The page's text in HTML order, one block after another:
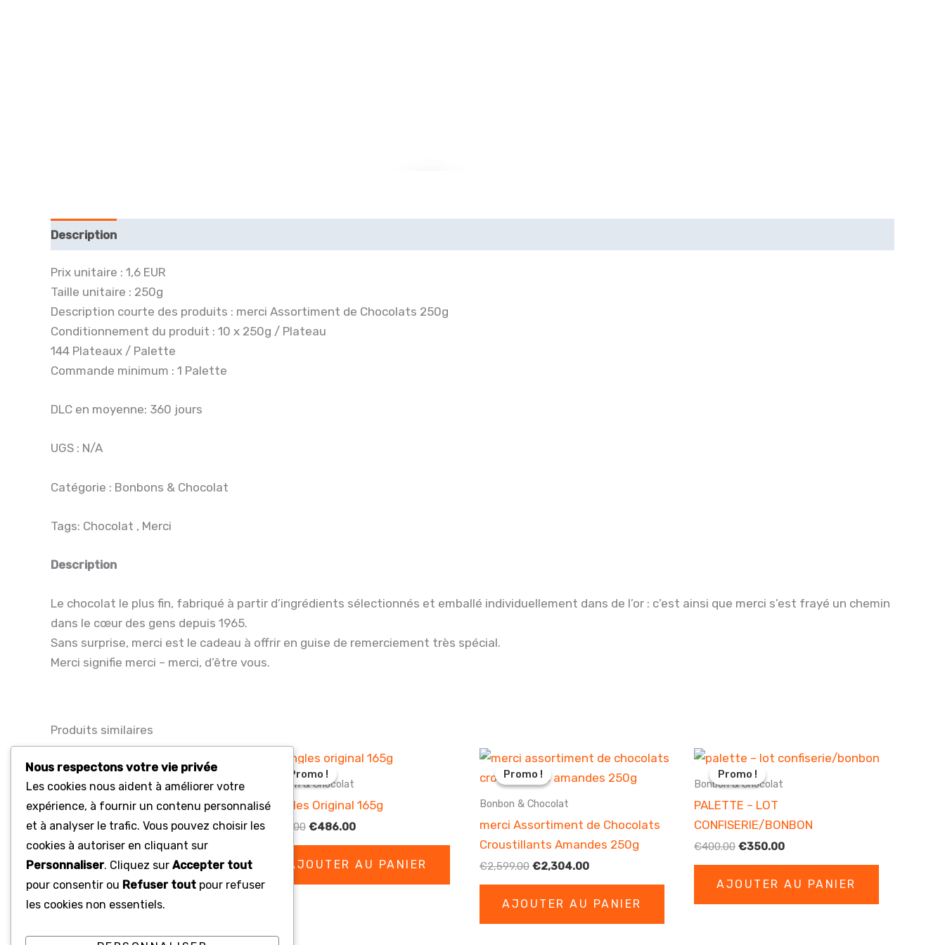
Description
Prix unitaire : 1,6 EUR
Taille unitaire : 250g
Description courte des produits : merci Assortiment de Chocolats 250g
Conditionnement du produit : 10 x 250g / Plateau
144 Plateaux / Palette
Commande minimum : 1 Palette
DLC en moyenne: 360 jours
UGS : N/A
Catégorie : Bonbons & Chocolat
Tags: Chocolat , Merci
Description
Le chocolat le plus fin, fabriqué à partir d’ingrédients sélectionnés et emballé individuellement dans de l’or : c’est ainsi que merci s’est frayé un chemin
dans le cœur des gens depuis 1965.
Sans surprise, merci est le cadeau à offrir en guise de remerciement très spécial.
Merci signifie merci – merci, d’être vous.
Produits similaires
Promo !
Promo !
Bonbon & Chocolat
Pringles Piquant & Épicé 165g
€599.00Le
prix
initial
était :
€599.00.
€486.00 Le
prix
actuel
est :
€486.00.
AJOUTER AU PANIER
Promo !
Promo !
Bonbon & Chocolat
Pringles Original 165g
599.00 Le
était :
€486.00Le
est :
AJOUTER AU PANIER
Promo !
Promo !
Bonbon & Chocolat
merci Assortiment de Chocolats
Croustillants Amandes 250g
€2,599.00 Le
était :
€2,304.00Le
est :
AJOUTER AU PANIER
Promo !
Promo !
Bonbon & Chocolat
PALETTE – LOT
CONFISERIE/BONBON
€400.00 Le
était :
€350.00Le
est :
AJOUTER AU PANIER
Nous respectons votre vie privée
Les cookies nous aident à améliorer votre
expérience, à fournir un contenu personnalisé
et à analyser le trafic. Vous pouvez choisir les
cookies à autoriser en cliquant sur
Personnaliser. Cliquez sur Accepter tout
pour consentir ou Refuser tout pour refuser
les cookies non essentiels.